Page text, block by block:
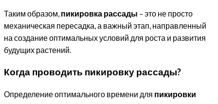
Таким образом, пикировка рассады – это не просто
механическая пересадка, а важный этап, направленный
на создание оптимальных условий для роста и развития
будущих растений.
Когда проводить пикировку рассады?
Определение оптимального времени для пикировки